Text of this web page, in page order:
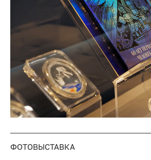
ФОТОВЫСТАВКА